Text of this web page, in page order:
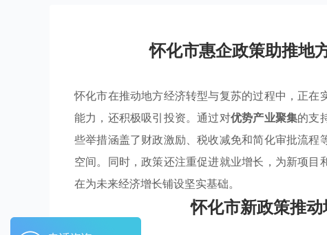
怀化市惠企政策助推地
怀化市在推动地方经济转型与复苏的过程中，正在
能力，还积极吸引投资。通过对优势产业聚集的支
些举措涵盖了财政激励、税收减免和简化审批流
空间。同时，政策还注重促进就业增长，为新项
在为未来经济增长铺设坚实基础。
怀化市新政策推